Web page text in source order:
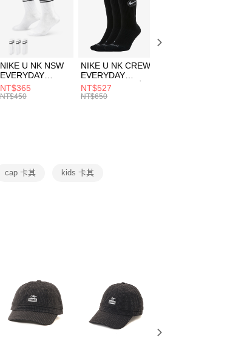
流程】
先享後付」後，將跳轉至「AFTEE先享後
證並確認金額後，即可完成結帳。
收到繳費通知簡訊。
14天內，點擊此簡訊中的連結，可透過四大超商
方式進行付款，方視為交易完成。
下不需立刻繳費，但若您需要取消訂單，請聯
家同意取消之訂單仍視為有效，需透過AFTEE
範圍內提供個人資料，並將交易相關給付款項請
號或使用他人資訊註冊。若發現惡意使用之情
司將有權停止該用戶之使用額度並採取法律行
含以上)免運費
含以上)免運費
NIKE U NK NSW
EVERYDAY
ESSENTIAL CR
男女 短統襪
NT$365
NT$450
NIKE U NK CREW
EVERYDAY
BBALL 3PR 男女
長統襪
NT$527
NT$650
cap 卡其 kids 卡其